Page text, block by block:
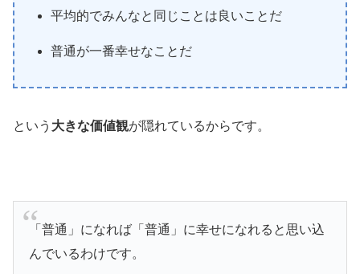
平均的でみんなと同じことは良いことだ
普通が一番幸せなことだ
という 大きな価値観が隠れているからです。
「普通」になれば「普通」に幸せになれると思い込
んでいるわけです。